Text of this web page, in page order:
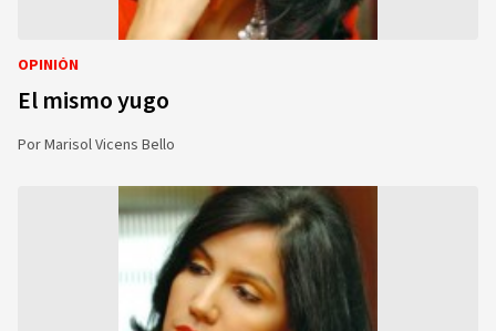
OPINIÓN
El mismo yugo
PorMarisol Vicens Bello